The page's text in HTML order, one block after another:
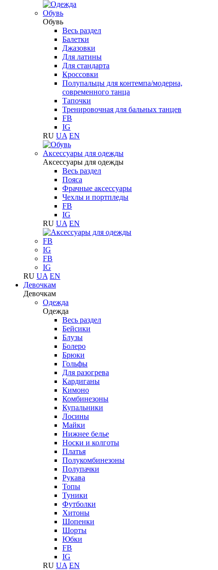
Обувь
Обувь
Весь раздел
Балетки
Джазовки
Для латины
Для стандарта
Кроссовки
Полупальцы для контемпа/модерна,
современного танца
Тапочки
Тренировочная для бальных танцев
FB
IG
RU UA EN
Аксессуары для одежды
Аксессуары для одежды
Весь раздел
Пояса
Фрачные аксессуары
Чехлы и портпледы
FB
IG
RU UA EN
FB
IG
FB
IG
RU UA EN
Девочкам
Девочкам
Одежда
Одежда
Весь раздел
Бейсики
Блузы
Болеро
Брюки
Гольфы
Для разогрева
Кардиганы
Кимоно
Комбинезоны
Купальники
Лосины
Майки
Нижнее белье
Носки и колготы
Платья
Полукомбинезоны
Полупачки
Рукава
Топы
Туники
Футболки
Хитоны
Шопенки
Шорты
Юбки
FB
IG
RU UA EN